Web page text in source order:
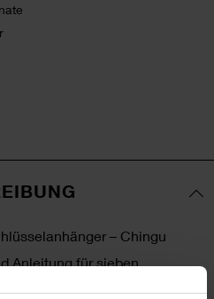
– Chingu
Anleitung für sieben
die sich als kleine Begleiter